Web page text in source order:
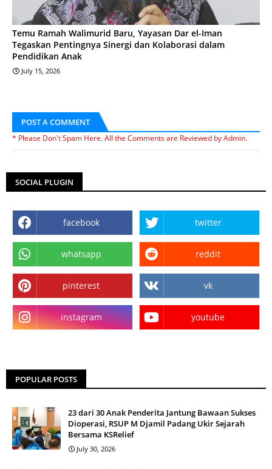
Temu Ramah Walimurid Baru, Yayasan Dar el-Iman
Tegaskan Pentingnya Sinergi dan Kolaborasi dalam
Pendidikan Anak
July 15, 2026
POST A COMMENT
* Please Don't Spam Here. All the Comments are Reviewed by Admin.
SOCIAL PLUGIN
facebook twitter
whatsapp reddit
pinterest vk
instagram youtube
POPULAR POSTS
23 dari 30 Anak Penderita Jantung Bawaan Sukses
Dioperasi, RSUP M Djamil Padang Ukir Sejarah
Bersama KSRelief
July 30, 2026